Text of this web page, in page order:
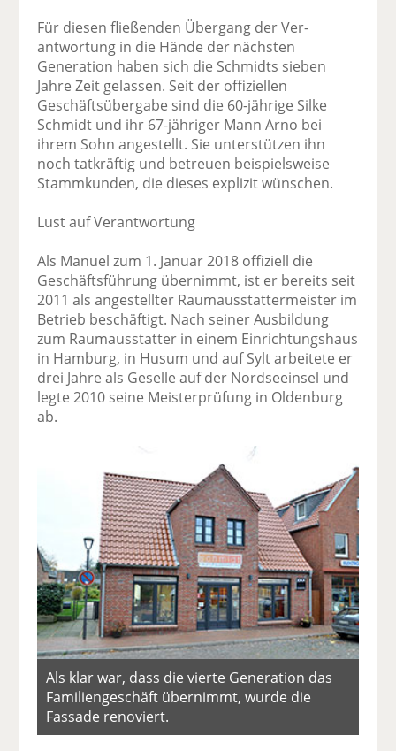
Für diesen fließenden Übergang der Ver­
antwortung in die Hände der nächsten
Generation haben sich die Schmidts sieben
Jahre Zeit gelassen. Seit der offiziellen
Geschäfts­übergabe sind die 60-jährige Silke
Schmidt und ihr 67-jähriger Mann Arno bei
ihrem Sohn angestellt. Sie unterstützen ihn
noch tatkräftig und betreuen beispiels­weise
Stammkunden, die dieses explizit wünschen.
Lust auf Verantwortung
Als Manuel zum 1. Januar 2018 offiziell die
Geschäftsführung übernimmt, ist er bereits seit
2011 als angestellter Raumausstattermeister im
Betrieb beschäftigt. Nach seiner Aus­bildung
zum Raumausstatter in einem Einrichtungs­haus
in Hamburg, in Husum und auf Sylt arbeitete er
drei Jahre als Geselle auf der Nordsee­insel und
legte 2010 seine Meisterprüfung in Oldenburg
ab.
Als klar war, dass die vierte Generation das
Familiengeschäft übernimmt, wurde die
Fassade renoviert.